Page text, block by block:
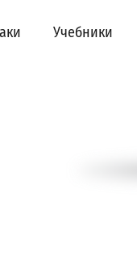
Учебники